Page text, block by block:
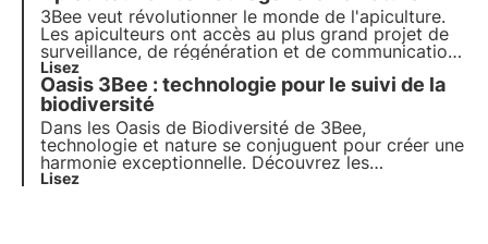
3Bee veut révolutionner le monde de l'apiculture.
Les apiculteurs ont accès au plus grand projet de
surveillance, de régénération et de communication
de la biodiversité. Notre objectif est de créer des
agriculteurs de la biodiversité.
Lisez
Oasis 3Bee : technologie pour le suivi de la
biodiversité
Dans les Oasis de Biodiversité de 3Bee,
technologie et nature se conjuguent pour créer une
harmonie exceptionnelle. Découvrez les
technologies de pointe de 3Bee et leur rôle
Lisez